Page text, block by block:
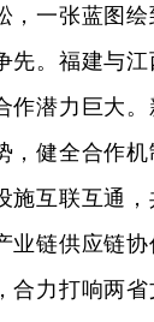
，一张蓝图
先。福建与
作潜力巨大
，健全合作
施互联互通
业链供应链
合力打响两